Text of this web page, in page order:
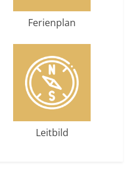
Ferienplan
Leitbild